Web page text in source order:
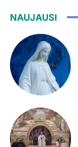
NAUJAUSI